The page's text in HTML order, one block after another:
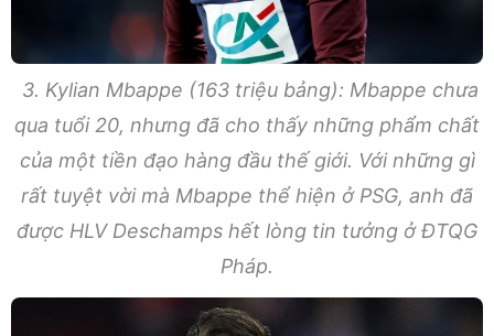
3. Kylian Mbappe (163 triệu bảng): Mbappe chưa
qua tuổi 20, nhưng đã cho thấy những phẩm chất
của một tiền đạo hàng đầu thế giới. Với những gì
rất tuyệt vời mà Mbappe thể hiện ở PSG, anh đã
được HLV Deschamps hết lòng tin tưởng ở ĐTQG
Pháp.